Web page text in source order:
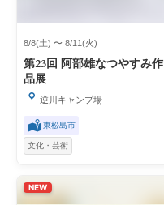
8/8(土) 〜 8/11(火)
第23回 阿部雄なつやすみ作
品展
逆川キャンプ場
東松島市
文化・芸術
NEW